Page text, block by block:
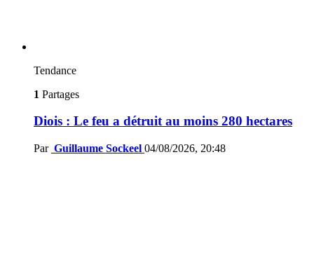
Tendance
1 Partages
Diois : Le feu a détruit au moins 280 hectares
Par Guillaume Sockeel 04/08/2026, 20:48